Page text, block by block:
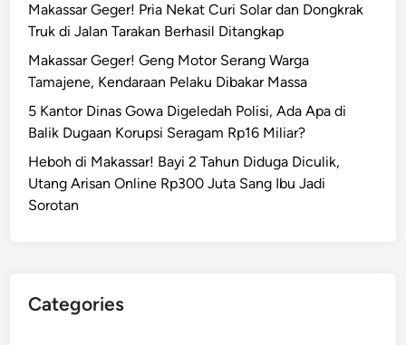
Makassar Geger! Pria Nekat Curi Solar dan Dongkrak
Truk di Jalan Tarakan Berhasil Ditangkap
Makassar Geger! Geng Motor Serang Warga
Tamajene, Kendaraan Pelaku Dibakar Massa
5 Kantor Dinas Gowa Digeledah Polisi, Ada Apa di
Balik Dugaan Korupsi Seragam Rp16 Miliar?
Heboh di Makassar! Bayi 2 Tahun Diduga Diculik,
Utang Arisan Online Rp300 Juta Sang Ibu Jadi
Sorotan
Categories